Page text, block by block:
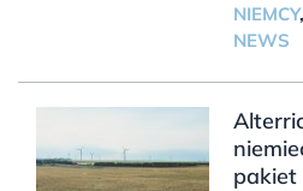
NIEMCY,
NEWS
pakiet